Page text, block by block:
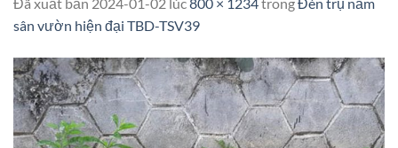
sân vườn hiện đại TBD-TSV39